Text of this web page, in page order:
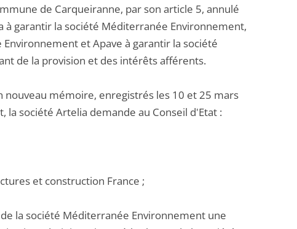
de Carqueiranne, par son article 5, annulé
garantir la société Méditerranée Environnement,
et Apave à garantir la société
de la provision et des intérêts afférents.
mémoire, enregistrés les 10 et 25 mars
société Artelia demande au Conseil d'Etat :
et construction France ;
la société Méditerranée Environnement une